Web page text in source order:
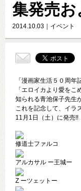
集発売
2014.10.03 イベント
「漫画家生活５０周
「エロイカより愛を
知られる青池保子先生
これを記念して、イラ
11月1日（土）に発売!!
修道士ファルコ
アルカサル ー王城ー
Z ーツェットー